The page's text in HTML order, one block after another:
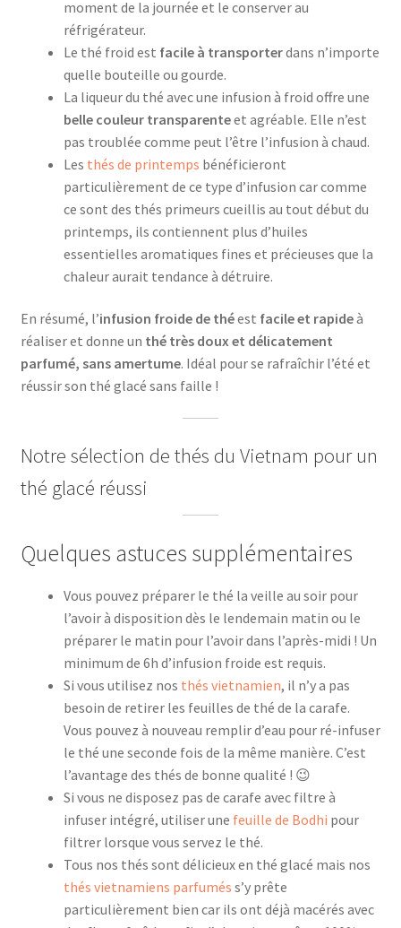
moment de la journée et le conserver au
réfrigérateur.
Le thé froid est facile à transporterdans n’importe
quelle bouteille ou gourde.
La liqueur du thé avec une infusion à froid offre une
belle couleur transparenteet agréable. Elle n’est
pas troublée comme peut l’être l’infusion à chaud.
Les thés de printemps bénéficieront
particulièrement de ce type d’infusion car comme
ce sont des thés primeurs cueillis au tout début du
printemps, ils contiennent plus d’huiles
essentielles aromatiques fines et précieuses que la
chaleur aurait tendance à détruire.
En résumé, l’infusion froide de théest facile et rapideà
réaliser et donne un thé très doux et délicatement
parfumé, sans amertume. Idéal pour se rafraîchir l’été et
réussir son thé glacé sans faille !
Notre sélection de thés du Vietnam pour un
thé glacé réussi
Quelques astuces supplémentaires
Vous pouvez préparer le thé la veille au soir pour
l’avoir à disposition dès le lendemain matin ou le
préparer le matin pour l’avoir dans l’après-midi ! Un
minimum de 6h d’infusion froide est requis.
Si vous utilisez nos thés vietnamien, il n’y a pas
besoin de retirer les feuilles de thé de la carafe.
Vous pouvez à nouveau remplir d’eau pour ré-infuser
le thé une seconde fois de la même manière. C’est
l’avantage des thés de bonne qualité ! 😉
Si vous ne disposez pas de carafe avec filtre à
infuser intégré, utiliser une feuille de Bodhi pour
filtrer lorsque vous servez le thé.
Tous nos thés sont délicieux en thé glacé mais nos
thés vietnamiens parfumés s’y prête
particulièrement bien car ils ont déjà macérés avec